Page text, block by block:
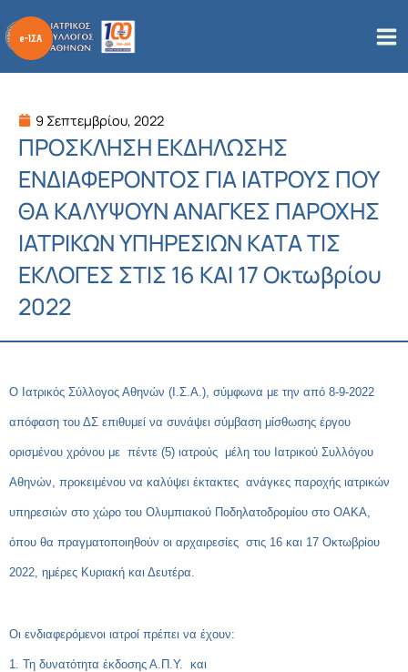
στο
περιεχόμενο
9 Σεπτεμβρίου, 2022
ΠΡΟΣΚΛΗΣΗ ΕΚΔΗΛΩΣΗΣ
ΕΝΔΙΑΦΕΡΟΝΤΟΣ ΓΙΑ ΙΑΤΡΟΥΣ ΠΟΥ
ΘΑ ΚΑΛΥΨΟΥΝ ΑΝΑΓΚΕΣ ΠΑΡΟΧΗΣ
ΙΑΤΡΙΚΩΝ ΥΠΗΡΕΣΙΩΝ ΚΑΤΑ ΤΙΣ
ΕΚΛΟΓΕΣ ΣΤΙΣ 16 ΚΑΙ 17 Οκτωβρίου
2022
Ο Ιατρικός Σύλλογος Αθηνών (Ι.Σ.Α.), σύμφωνα με την από 8-9-2022
απόφαση του ΔΣ επιθυμεί να συνάψει σύμβαση μίσθωσης έργου
ορισμένου χρόνου με πέντε (5) ιατρούς μέλη του Ιατρικού Συλλόγου
Αθηνών, προκειμένου να καλύψει έκτακτες ανάγκες παροχής ιατρικών
υπηρεσιών στο χώρο του Ολυμπιακού Ποδηλατοδρομίου στο ΟΑΚΑ,
όπου θα πραγματοποιηθούν οι αρχαιρεσίες στις 16 και 17 Οκτωβρίου
2022, ημέρες Κυριακή και Δευτέρα.
Οι ενδιαφερόμενοι ιατροί πρέπει να έχουν:
1. Τη δυνατότητα έκδοσης Α.Π.Υ. και